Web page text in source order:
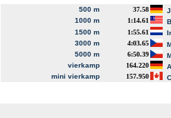
500 m 37.58
1000 m
1:14.61
1500 m
1:55.61
3000 m
4:03.65
5000 m
6:50.39
vierkamp
164.220
mini vierkamp
157.950